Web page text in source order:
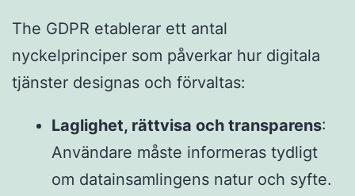
The GDPR etablerar ett antal
nyckelprinciper som påverkar hur digitala
tjänster designas och förvaltas:
Laglighet, rättvisa och transparens:
Användare måste informeras tydligt
om datainsamlingens natur och syfte.